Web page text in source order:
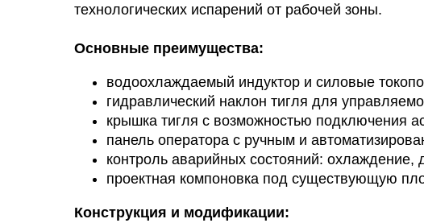
технологических испарений от рабочей зоны.
Основные преимущества:
водоохлаждаемый индуктор и силовые
гидравлический наклон тигля для
крышка тигля с возможностью подключения
панель оператора с ручным и
контроль аварийных состояний:
проектная компоновка под существующую
Конструкция и модификации: